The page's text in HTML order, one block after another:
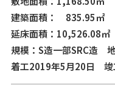
建築面積： 835.95㎡
延床面積：10,526.08㎡
規模：S造一部SRC造
着工2019年5月20日 竣